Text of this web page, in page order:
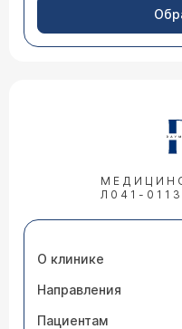
Л041-
О клинике
Направления
Пациентам